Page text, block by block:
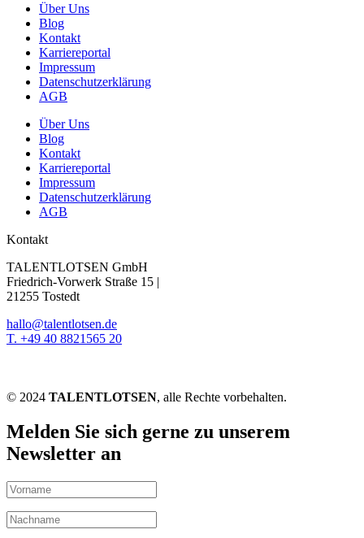
Über Uns
Blog
Kontakt
Karriereportal
Impressum
Datenschutzerklärung
AGB
Über Uns
Blog
Kontakt
Karriereportal
Impressum
Datenschutzerklärung
AGB
Kontakt
TALENTLOTSEN GmbH
Friedrich-Vorwerk Straße 15 |
21255 Tostedt
hallo@talentlotsen.de
T. +49 40 8821565 20
© 2024 TALENTLOTSEN, alle Rechte vorbehalten.
Melden Sie sich gerne zu unserem
Newsletter an